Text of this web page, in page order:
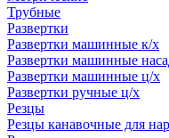
Трубные
Развертки
Развертки машинные к/х
Развертки машинные
Развертки машинные ц/х
Развертки ручные ц/х
Резцы
Резцы канавочные для